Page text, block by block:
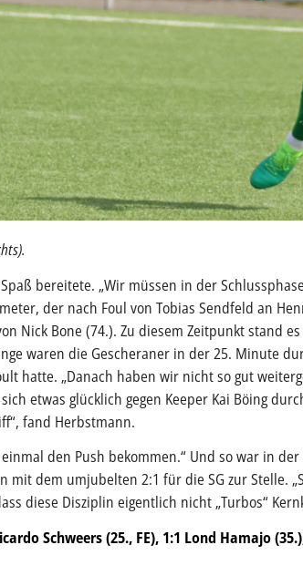
bereitete. „Wir müssen in der
der nach Foul von Tobias Sendfeld an
Nick Bone (74.). Zu diesem Zeitpunkt stand
waren die Gescheraner in der 25. Minute
hatte. „Danach haben wir nicht so gut
etwas glücklich gegen Keeper Kai Böing
fand Herbstmann.
den Push bekommen.“ Und so war in
mit dem umjubelten 2:1 für die SG zur Stelle.
diese Disziplin eigentlich nicht „Turbos“
Schweers (25., FE), 1:1 Lond Hamajo